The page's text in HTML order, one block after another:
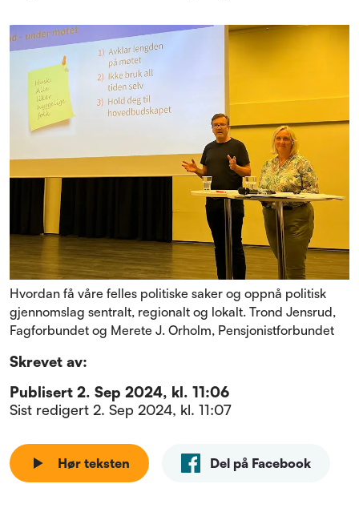
Hvordan få våre felles politiske saker og oppnå politisk
gjennomslag sentralt, regionalt og lokalt. Trond Jensrud,
Fagforbundet og Merete J. Orholm, Pensjonistforbundet
Skrevet av:
Publisert 2. Sep 2024, kl. 11:06
Sist redigert 2. Sep 2024, kl. 11:07
Hør teksten Del på Facebook